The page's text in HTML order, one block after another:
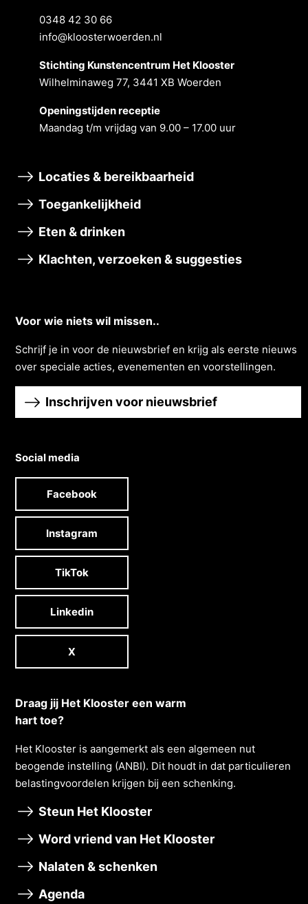
0348 42 30 66
info@kloosterwoerden.nl
Stichting Kunstencentrum Het Klooster
Wilhelminaweg 77, 3441 XB Woerden
Openingstĳden receptie
Maandag t/m vrĳdag van 9.00 – 17.00 uur
Locaties & bereikbaarheid
Toegankelijkheid
Eten & drinken
Klachten, verzoeken & suggesties
Voor wie niets wil missen..
Schrĳf je in voor de nieuwsbrief en krĳg als eerste nieuws
over speciale acties, evenementen en voorstellingen.
Inschrijven voor nieuwsbrief
Social media
Facebook
Instagram
TikTok
Linkedin
X
Draag jij Het Klooster een warm
hart toe?
Het Klooster is aangemerkt als een algemeen nut
beogende instelling (ANBI). Dit houdt in dat particulieren
belastingvoordelen krĳgen bĳ een schenking.
Steun Het Klooster
Word vriend van Het Klooster
Nalaten & schenken
Agenda